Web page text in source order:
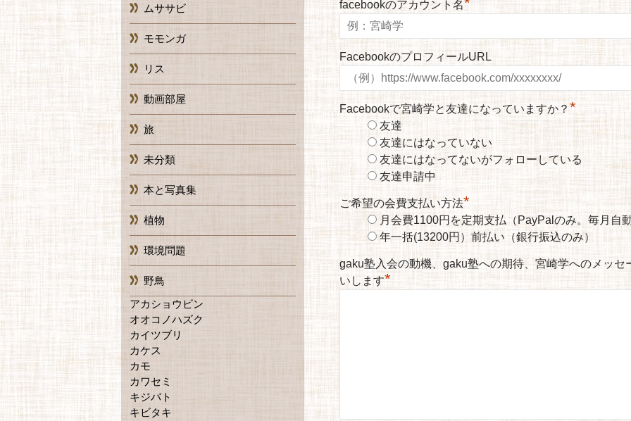
facebookのアカウント名
FacebookのプロフィールURL
Facebookで宮崎学と友達になっていますか？ *
友達
友達にはなっていない
友達にはなってないがフォローしている
友達申請中
ご希望の会費支払い方法*
月会費1100円を定期支払（PayPalのみ。毎月自
年一括(13200円）前払い（銀行振込のみ）
gaku塾入会の動機、gaku塾への期待、宮崎学へのメッセ
いします*
ムササビ
モモンガ
リス
動画部屋
旅
未分類
本と写真集
植物
環境問題
野鳥
アカショウビン
オオコノハズク
カイツブリ
カケス
カモ
カワセミ
キジバト
キビタキ